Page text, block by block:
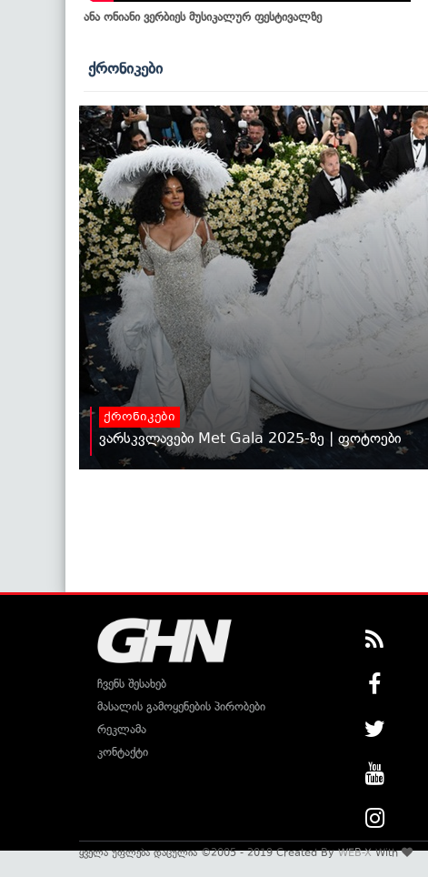
ანა ონიანი ვერბიეს მუსიკალურ ფესტივალზე
ქრონიკები
ქრონიკები
ვარსკვლავები Met Gala 2025-ზე | ფოტოები
ჩვენს შესახებ
მასალის გამოყენების პირობები
რეკლამა
კონტაქტი
ყველა უფლება დაცულია ©2005 - 2019 Created ByWEB-XWith